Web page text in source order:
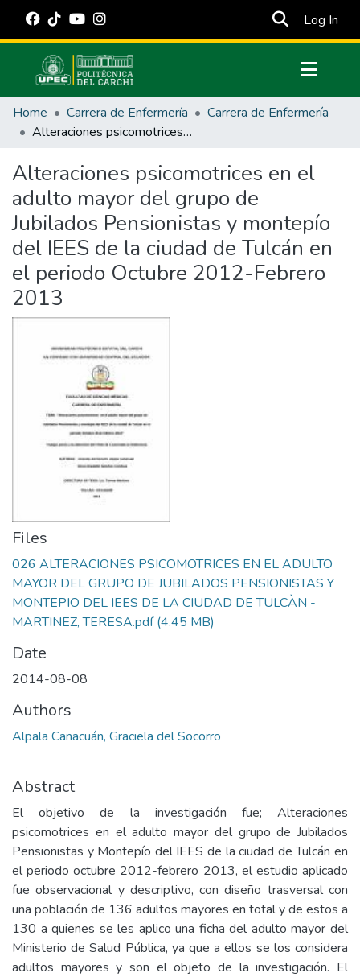
Log In
Communities & Collections
All of DSpace
Estadísticas Externas
Manuales
Home Carrera de Enfermería
Carrera de Enfermería
Alteraciones psicomotrices en el adulto mayor del grupo de Jubilados Pensionistas y montepío del IEES de la ciudad de Tulcán en el periodo Octubre 2012-Febrero 2013
Alteraciones psicomotrices en el
adulto mayor del grupo de
Jubilados Pensionistas y montepío
del IEES de la ciudad de Tulcán en
el periodo Octubre 2012-Febrero
2013
Files
026 ALTERACIONES PSICOMOTRICES EN EL ADULTO
MAYOR DEL GRUPO DE JUBILADOS PENSIONISTAS Y
MONTEPIO DEL IEES DE LA CIUDAD DE TULCÀN -
MARTINEZ, TERESA.pdf(4.45 MB)
Date
2014-08-08
Authors
Alpala Canacuán, Graciela del Socorro
Abstract
El objetivo de la investigación fue; Alteraciones
psicomotrices en el adulto mayor del grupo de Jubilados
Pensionistas y Montepío del IEES de la ciudad de Tulcán en
el periodo octubre 2012-febrero 2013, el estudio aplicado
fue observacional y descriptivo, con diseño trasversal con
una población de 136 adultos mayores en total y de estos a
130 a quienes se les aplico una ficha del adulto mayor del
Ministerio de Salud Pública, ya que a ellos se los considera
adultos mayores y son el objeto de la investigación. El